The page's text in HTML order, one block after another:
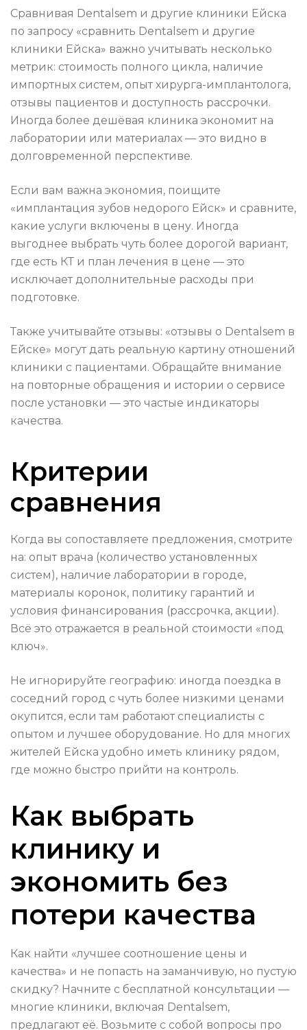
Сравнивая Dentalsem и другие клиники Ейска
по запросу «сравнить Dentalsem и другие
клиники Ейска» важно учитывать несколько
метрик: стоимость полного цикла, наличие
импортных систем, опыт хирурга-имплантолога,
отзывы пациентов и доступность рассрочки.
Иногда более дешёвая клиника экономит на
лаборатории или материалах — это видно в
долговременной перспективе.
Если вам важна экономия, поищите
«имплантация зубов недорого Ейск» и сравните,
какие услуги включены в цену. Иногда
выгоднее выбрать чуть более дорогой вариант,
где есть КТ и план лечения в цене — это
исключает дополнительные расходы при
подготовке.
Также учитывайте отзывы: «отзывы о Dentalsem в
Ейске» могут дать реальную картину отношений
клиники с пациентами. Обращайте внимание
на повторные обращения и истории о сервисе
после установки — это частые индикаторы
качества.
Критерии
сравнения
Когда вы сопоставляете предложения, смотрите
на: опыт врача (количество установленных
систем), наличие лаборатории в городе,
материалы коронок, политику гарантий и
условия финансирования (рассрочка, акции).
Всё это отражается в реальной стоимости «под
ключ».
Не игнорируйте географию: иногда поездка в
соседний город с чуть более низкими ценами
окупится, если там работают специалисты с
опытом и лучшее оборудование. Но для многих
жителей Ейска удобно иметь клинику рядом,
где можно быстро прийти на контроль.
Как выбрать
клинику и
экономить без
потери качества
Как найти «лучшее соотношение цены и
качества» и не попасть на заманчивую, но пустую
скидку? Начните с бесплатной консультации —
многие клиники, включая Dentalsem,
предлагают её. Возьмите с собой вопросы про